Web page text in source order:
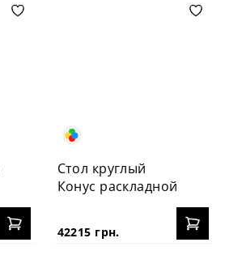
Стол круглый
Конус раскладной
42215 грн.